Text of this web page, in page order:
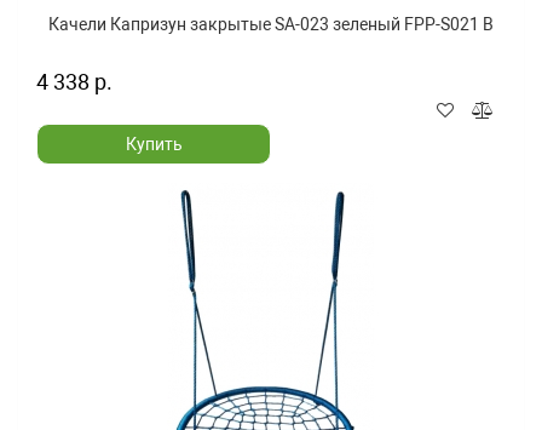
Качели Капризун закрытые SA-023 зеленый FPP-S021 B
4 338 р.
Купить